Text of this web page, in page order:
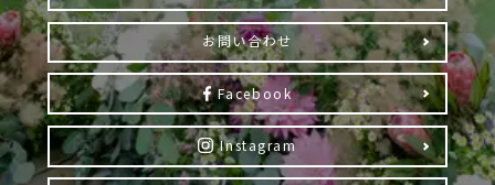
お問い合わせ
Facebook
Instagram